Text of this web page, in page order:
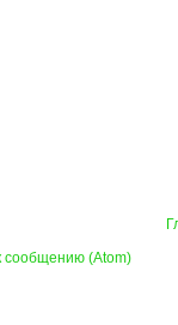
сообщению (Atom)